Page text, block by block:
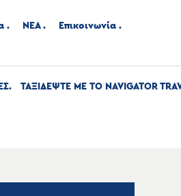
ΝΕΑ Επικοινωνία
ΤΑΞΙΔΕΨΤΕ ΜΕ ΤΟ NAVIGATOR